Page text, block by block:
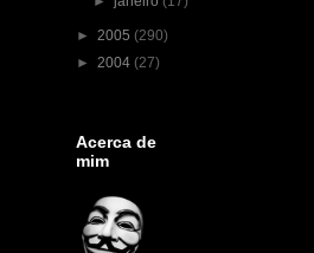
► 2005 (290)
► 2004 (27)
Acerca de
mim